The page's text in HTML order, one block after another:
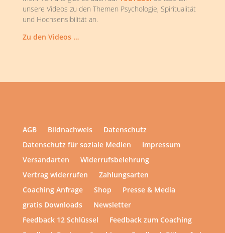
unsere Videos zu den Themen Psychologie, Spiritualität
und Hochsensibilität an.
Zu den Videos …
AGB Bildnachweis
Datenschutz
Datenschutz für soziale Medien
Impressum
Versandarten
Widerrufsbelehrung
Vertrag widerrufen
Zahlungsarten
Coaching Anfrage
Shop
Presse & Media
gratis Downloads
Newsletter
Feedback 12 Schlüssel
Feedback zum Coaching